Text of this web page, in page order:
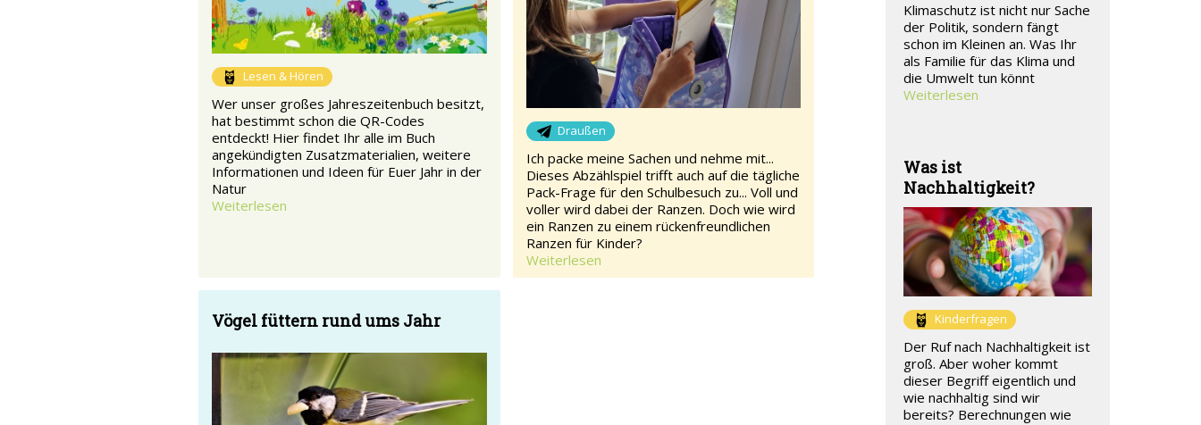
Lesen & Hören
Wer unser großes Jahreszeitenbuch besitzt,
hat bestimmt schon die QR-Codes
entdeckt! Hier findet Ihr alle im Buch
angekündigten Zusatzmaterialien, weitere
Informationen und Ideen für Euer Jahr in der
Natur
Weiterlesen
Draußen
Ich packe meine Sachen und nehme mit...
Dieses Abzählspiel trifft auch auf die tägliche
Pack-Frage für den Schulbesuch zu... Voll und
voller wird dabei der Ranzen. Doch wie wird
ein Ranzen zu einem rückenfreundlichen
Ranzen für Kinder?
Weiterlesen
Vögel füttern rund ums Jahr
Klimaschutz ist nicht nur Sache
der Politik, sondern fängt
schon im Kleinen an. Was Ihr
als Familie für das Klima und
die Umwelt tun könnt
Weiterlesen
Was ist
Nachhaltigkeit?
Kinderfragen
Der Ruf nach Nachhaltigkeit ist
groß. Aber woher kommt
dieser Begriff eigentlich und
wie nachhaltig sind wir
bereits? Berechnungen wie